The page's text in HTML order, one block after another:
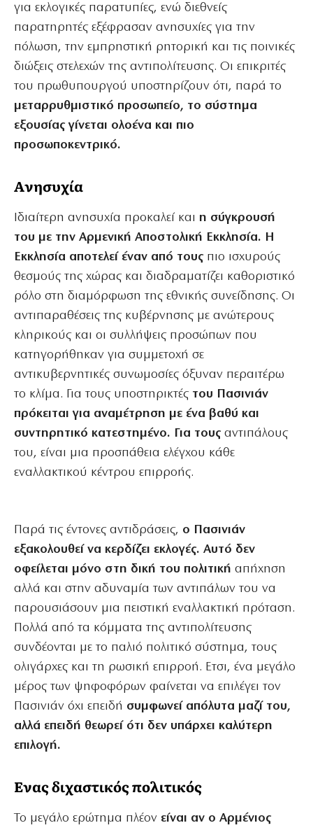
για εκλογικές παρατυπίες, ενώ διεθνείς
παρατηρητές εξέφρασαν ανησυχίες για την
πόλωση, την εμπρηστική ρητορική και τις ποινικές
διώξεις στελεχών της αντιπολίτευσης. Οι επικριτές
του πρωθυπουργού υποστηρίζουν ότι, παρά το
μεταρρυθμιστικό προσωπείο, το σύστημα
εξουσίας γίνεται ολοένα και πιο
προσωποκεντρικό.
Aνησυχία
Ιδιαίτερη ανησυχία προκαλεί και η σύγκρουσή
του με την Αρμενική Αποστολική Εκκλησία. Η
Εκκλησία αποτελεί έναν από τους πιο ισχυρούς
θεσμούς της χώρας και διαδραματίζει καθοριστικό
ρόλο στη διαμόρφωση της εθνικής συνείδησης. Οι
αντιπαραθέσεις της κυβέρνησης με ανώτερους
κληρικούς και οι συλλήψεις προσώπων που
κατηγορήθηκαν για συμμετοχή σε
αντικυβερνητικές συνωμοσίες όξυναν περαιτέρω
το κλίμα. Για τους υποστηρικτές του Πασινιάν
πρόκειται για αναμέτρηση με ένα βαθύ και
συντηρητικό κατεστημένο. Για τους αντιπάλους
του, είναι μια προσπάθεια ελέγχου κάθε
εναλλακτικού κέντρου επιρροής.
Παρά τις έντονες αντιδράσεις, ο Πασινιάν
εξακολουθεί να κερδίζει εκλογές. Αυτό δεν
οφείλεται μόνο στη δική του πολιτική απήχηση
αλλά και στην αδυναμία των αντιπάλων του να
παρουσιάσουν μια πειστική εναλλακτική πρόταση.
Πολλά από τα κόμματα της αντιπολίτευσης
συνδέονται με το παλιό πολιτικό σύστημα, τους
ολιγάρχες και τη ρωσική επιρροή. Ετσι, ένα μεγάλο
μέρος των ψηφοφόρων φαίνεται να επιλέγει τον
Πασινιάν όχι επειδή συμφωνεί απόλυτα μαζί του,
αλλά επειδή θεωρεί ότι δεν υπάρχει καλύτερη
επιλογή.
Ενας διχαστικός πολιτικός
Το μεγάλο ερώτημα πλέον είναι αν ο Αρμένιος